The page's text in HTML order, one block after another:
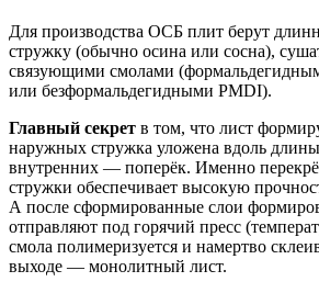
Для производства ОСБ плит берут
стружку (обычно осина или сосна),
связующими смолами
или безформальдегидными PMDI).
Главный секрет в том, что лист
наружных стружка уложена вдоль
внутренних — поперёк. Именно
стружки обеспечивает высокую
А после сформированные слои
отправляют под горячий пресс
смола полимеризуется и намертво
выходе — монолитный лист.